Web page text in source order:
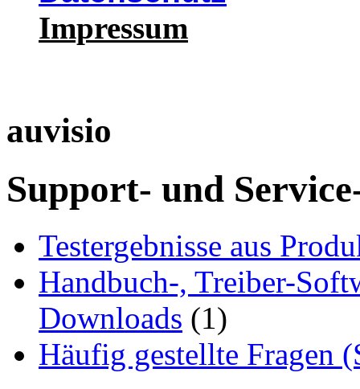
Impressum
auvisio
Support- und
Testergebnisse aus
Handbuch-, Treiber-
Downloads (1)
Häufig gestellte Fragen